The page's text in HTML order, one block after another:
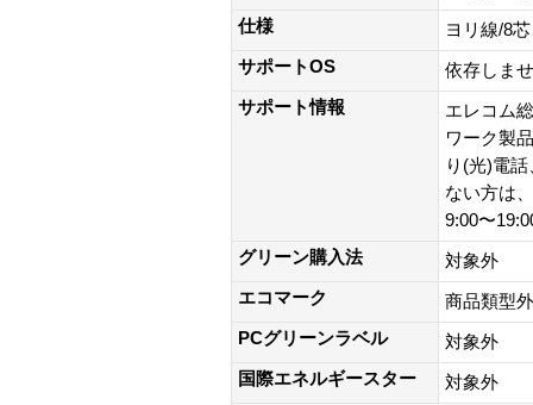
仕様
ヨリ線/8
サポートOS
依存しま
サポート情報
エレコム
ワーク製
り(光)電
ない方は
9:00〜
グリーン購入法
対象外
エコマーク
商品類型外
PCグリーンラベル
対象外
国際エネルギースター
対象外